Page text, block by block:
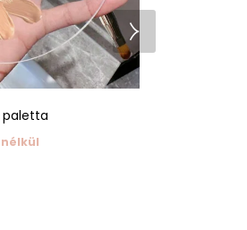
paletta
nélkül